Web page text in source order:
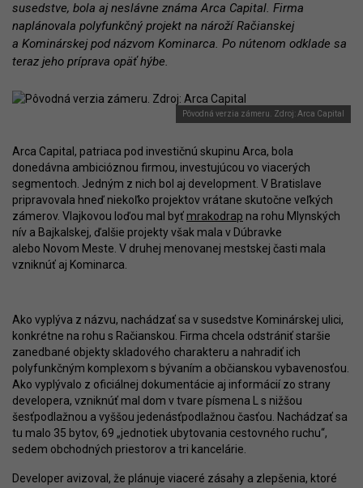
susedstve, bola aj neslávne známa Arca Capital. Firma
naplánovala polyfunkčný projekt na nároží Račianskej
a Kominárskej pod názvom Kominarca. Po nútenom odklade sa
teraz jeho príprava opäť hýbe.
Pôvodná verzia zámeru. Zdroj: Arca Capital
Arca Capital, patriaca pod investičnú skupinu Arca, bola
donedávna ambicióznou firmou, investujúcou vo viacerých
segmentoch. Jedným z nich bol aj development. V Bratislave
pripravovala hneď niekoľko projektov vrátane skutočne veľkých
zámerov. Vlajkovou loďou mal byť mrakodrap na rohu Mlynských
nív a Bajkalskej, ďalšie projekty však mala v Dúbravke
alebo Novom Meste. V druhej menovanej mestskej časti mala
vzniknúť aj Kominarca.
Ako vyplýva z názvu, nachádzať sa v susedstve Kominárskej ulici,
konkrétne na rohu s Račianskou. Firma chcela odstrániť staršie
zanedbané objekty skladového charakteru a nahradiť ich
polyfunkčným komplexom s bývaním a občianskou vybavenosťou.
Ako vyplývalo z oficiálnej dokumentácie aj informácií zo strany
developera, vzniknúť mal dom v tvare písmena L s nižšou
šesťpodlažnou a vyššou jedenásťpodlažnou časťou. Nachádzať sa
tu malo 35 bytov, 69 „jednotiek ubytovania cestovného ruchu“,
sedem obchodných priestorov a tri kancelárie.
Developer avizoval, že plánuje viaceré zásahy a zlepšenia, ktoré